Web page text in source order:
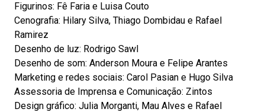
Figurinos: Fê Faria e Luisa Couto
Cenografia: Hilary Silva, Thiago Dombidau e Rafael
Ramirez
Desenho de luz: Rodrigo Sawl
Desenho de som: Anderson Moura e Felipe Arantes
Marketing e redes sociais: Carol Pasian e Hugo Silva
Assessoria de Imprensa e Comunicação: Zintos
Design gráfico: Julia Morganti, Mau Alves e Rafael